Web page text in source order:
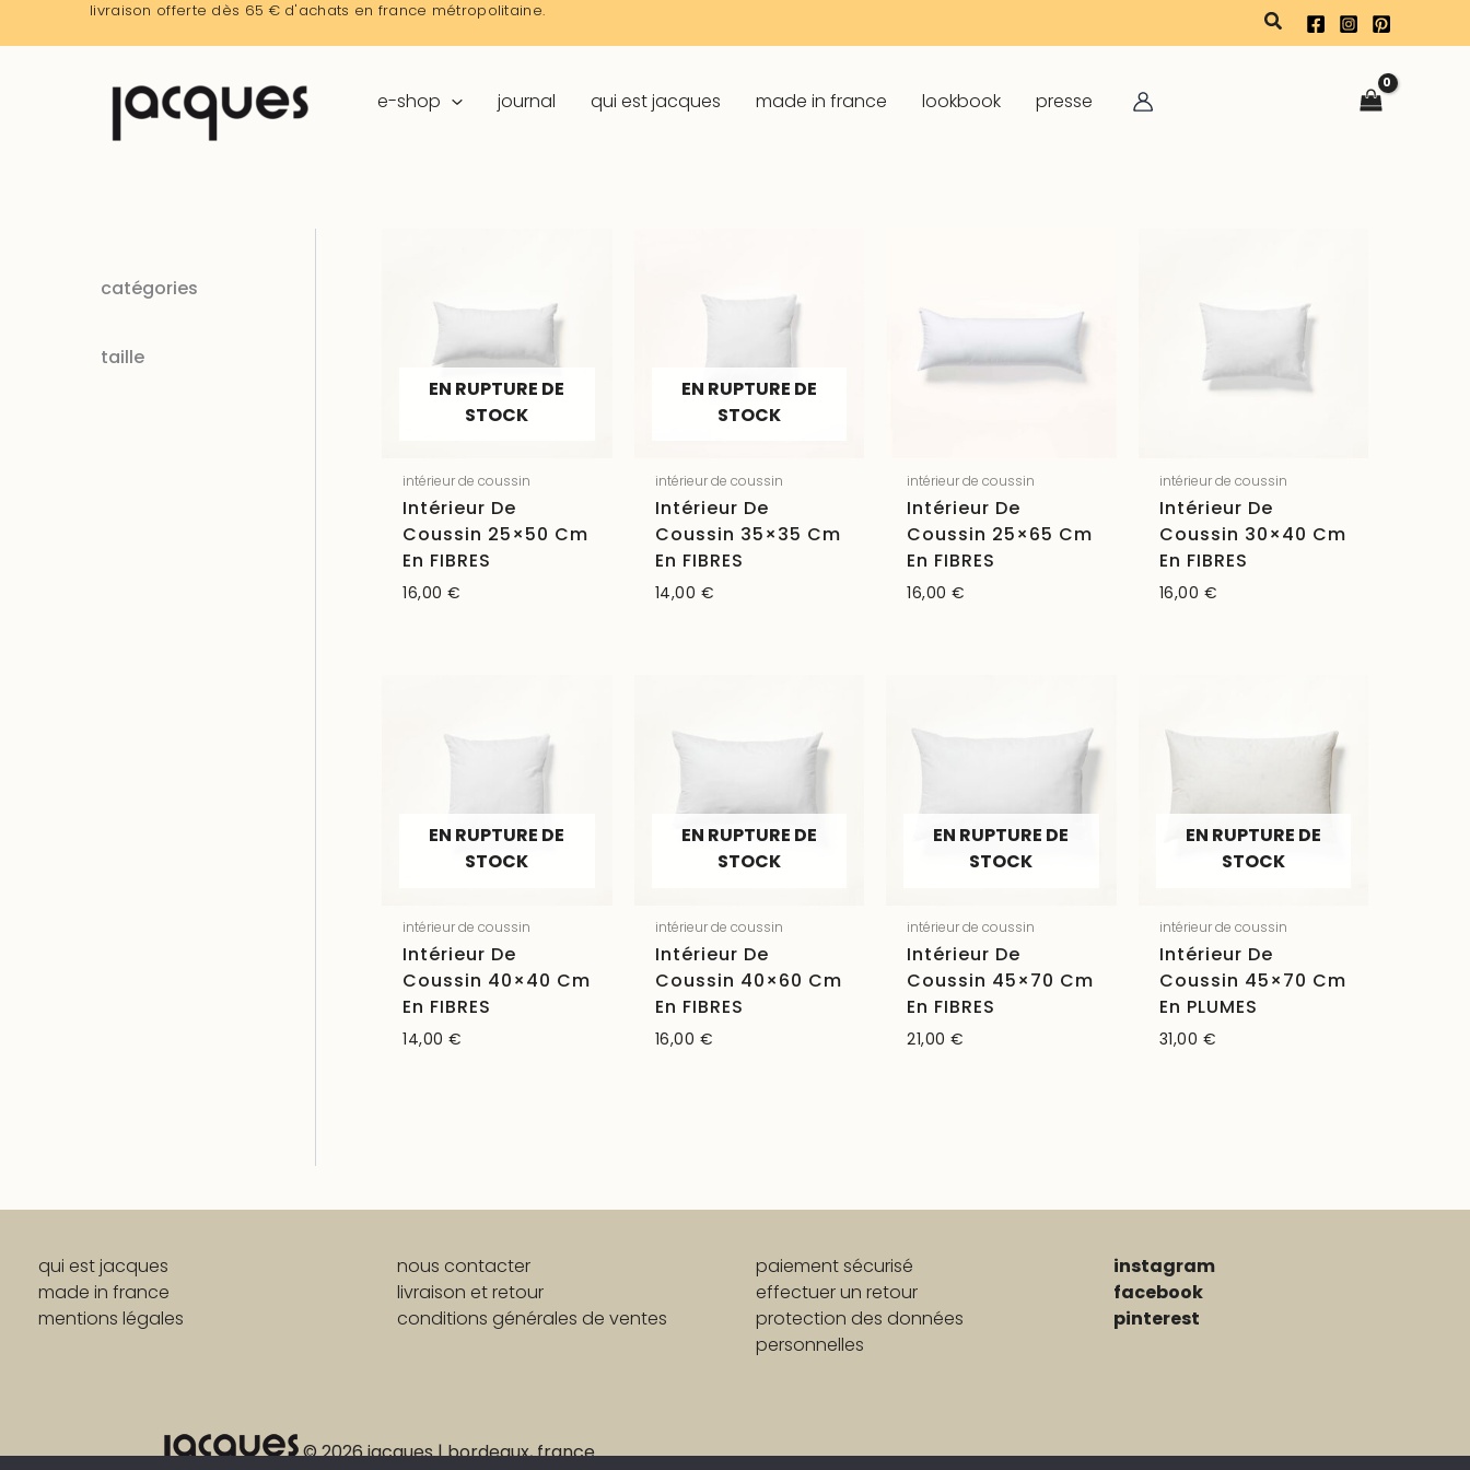
livraison offerte dès 65 € d'achats en france métropolitaine. rechercher
e-shop journal qui est jacques made in france lookbook presse
catégories
taille
EN RUPTURE DE
STOCK
intérieur de coussin
Intérieur De
Coussin 25×50 Cm
En FIBRES
16,00€
EN RUPTURE DE
STOCK
intérieur de coussin
Intérieur De
Coussin 35×35 Cm
En FIBRES
14,00 €
intérieur de coussin
Intérieur De
Coussin 25×65 Cm
En FIBRES
16,00€
intérieur de coussin
Intérieur De
Coussin 30×40 Cm
En FIBRES
16,00 €
EN RUPTURE DE
STOCK
intérieur de coussin
Intérieur De
Coussin 40×40 Cm
En FIBRES
14,00€
EN RUPTURE DE
STOCK
intérieur de coussin
Intérieur De
Coussin 40×60 Cm
En FIBRES
16,00 €
EN RUPTURE DE
STOCK
intérieur de coussin
Intérieur De
Coussin 45×70 Cm
En FIBRES
21,00€
EN RUPTURE DE
STOCK
intérieur de coussin
Intérieur De
Coussin 45×70 Cm
En PLUMES
31,00 €
qui est jacques
made in france
mentions légales
nous contacter
livraison et retour
conditions générales de ventes
paiement sécurisé
effectuer un retour
protection des données
personnelles
instagram
facebook
pinterest
© 2026 jacques | bordeaux, france